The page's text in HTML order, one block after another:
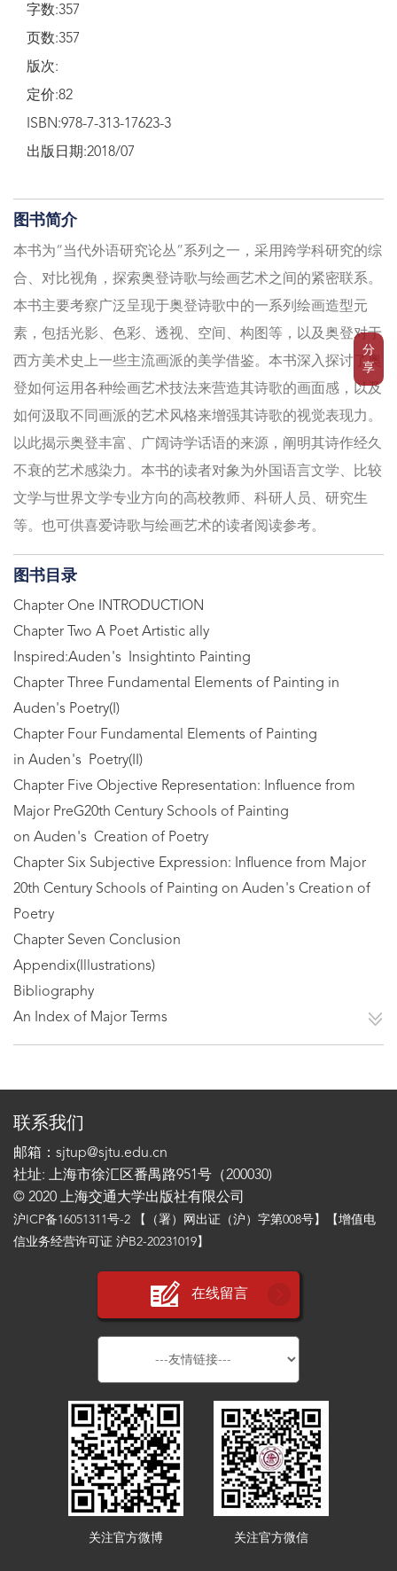
分
享
字数:357
页数:357
版次:
定价:82
ISBN:978-7-313-17623-3
出版日期:2018/07
图书简介
本书为“当代外语研究论丛”系列之一，采用跨学科研究的综
合、对比视角，探索奥登诗歌与绘画艺术之间的紧密联系。
本书主要考察广泛呈现于奥登诗歌中的一系列绘画造型元
素，包括光影、色彩、透视、空间、构图等，以及奥登对于
西方美术史上一些主流画派的美学借鉴。本书深入探讨了奥
登如何运用各种绘画艺术技法来营造其诗歌的画面感，以及
如何汲取不同画派的艺术风格来增强其诗歌的视觉表现力。
以此揭示奥登丰富、广阔诗学话语的来源，阐明其诗作经久
不衰的艺术感染力。本书的读者对象为外国语言文学、比较
文学与世界文学专业方向的高校教师、科研人员、研究生
等。也可供喜爱诗歌与绘画艺术的读者阅读参考。
图书目录
Chapter One INTRODUCTION
Chapter Two A Poet Artistic ally
Inspired:Auden's Insightinto Painting
Chapter Three Fundamental Elements of Painting in
Auden's Poetry(I)
Chapter Four Fundamental Elements of Painting
in Auden's Poetry(II)
Chapter Five Objective Representation: Influence from
Major PreG20th Century Schools of Painting
on Auden's
Creation of Poetry
Chapter Six Subjective Expression: Influence from Major
20th Century Schools of Painting on Auden's Creation of
Poetry
Chapter Seven Conclusion
Appendix(Illustrations)
Bibliography
An Index of Major Terms
联系我们
邮箱：sjtup@sjtu.edu.cn
社址: 上海市徐汇区番禺路951号（200030)
© 2020 上海交通大学出版社有限公司
沪ICP备16051311号-2 【（署）网出证（沪）字第008号】【增值电
信业务经营许可证 沪B2-20231019】
在线留言
关注官方微博 关注官方微信